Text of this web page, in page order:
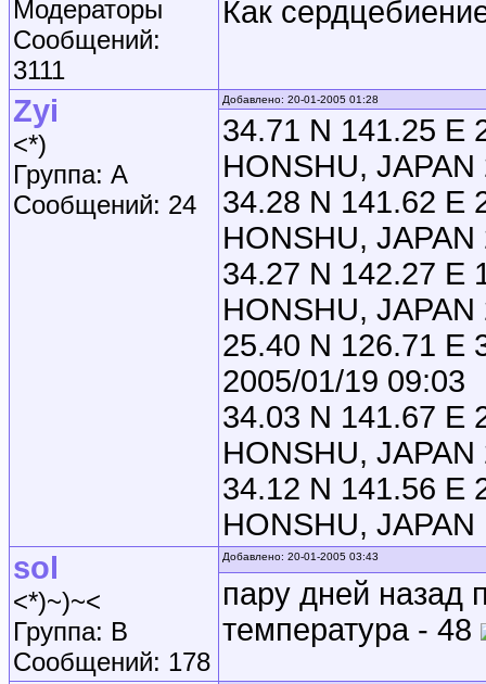
Модераторы
Сообщений:
3111
Как
Zyi
<*)
Группа: A
Сообщений: 24
Добавлено: 20-01-2005 01:28
34.71 N 141.25 E
HONSHU,
34.28 N 141.62 E
HONSHU,
34.27 N 142.27 E
HONSHU,
25.40 N 126.71 E
2005/01/19 09:03
34.03 N 141.67 E
HONSHU,
34.12 N 141.56 E
HONSHU, JAPAN
sol
<*)~)~<
Группа: B
Сообщений: 178
Добавлено: 20-01-2005 03:43
пару дней назад
температура - 48